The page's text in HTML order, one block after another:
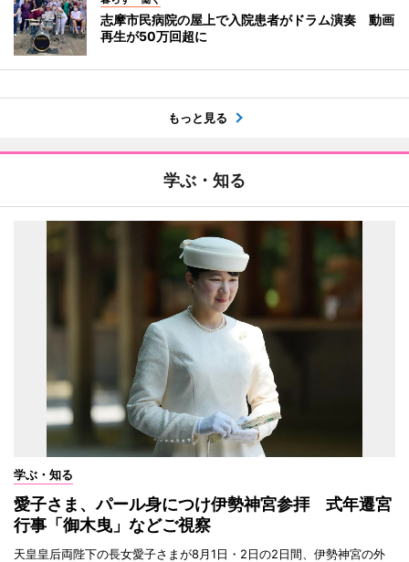
志摩市民病院の屋上で入院患者がドラム演奏 動画
再生が50万回超に
もっと見る
学ぶ・知る
学ぶ・知る
愛子さま、パール身につけ伊勢神宮参拝 式年遷宮
行事「御木曳」などご視察
天皇皇后両陛下の長女愛子さまが8月1日・2日の2日間、伊勢神宮の外